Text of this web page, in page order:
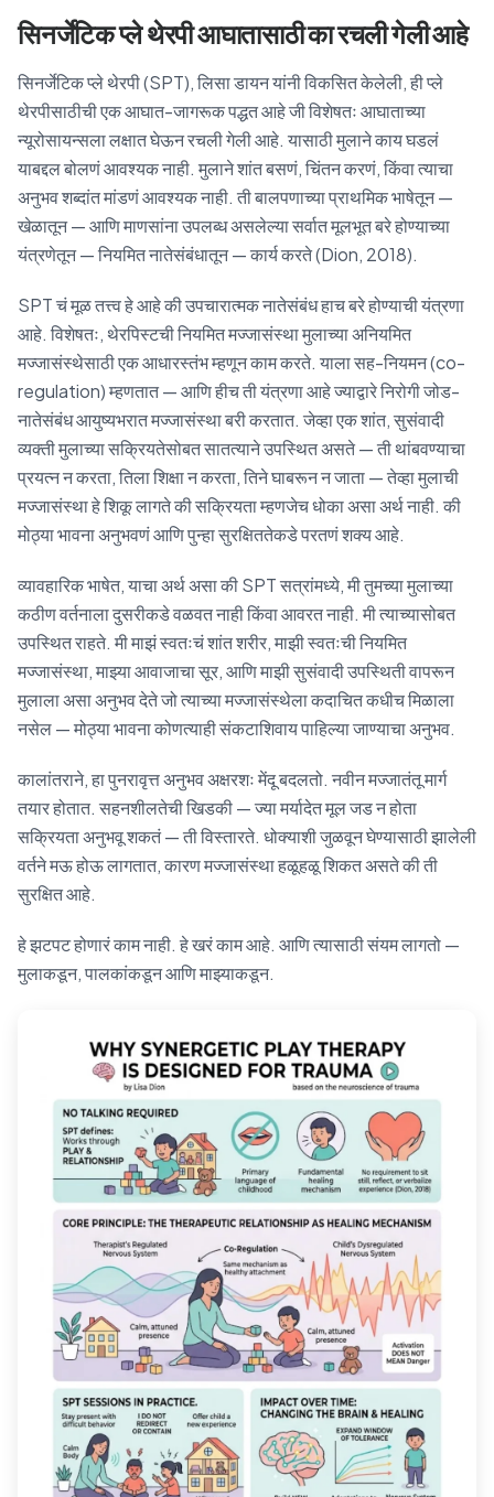
सिनर्जेटिक प्ले थेरपी आघातासाठी का रचली गेली आहे
सिनर्जेटिक प्ले थेरपी (SPT), लिसा डायन यांनी विकसित केलेली, ही प्ले
थेरपीसाठीची एक आघात-जागरूक पद्धत आहे जी विशेषतः आघाताच्या
न्यूरोसायन्सला लक्षात घेऊन रचली गेली आहे. यासाठी मुलाने काय घडलं
याबद्दल बोलणं आवश्यक नाही. मुलाने शांत बसणं, चिंतन करणं, किंवा त्याचा
अनुभव शब्दांत मांडणं आवश्यक नाही. ती बालपणाच्या प्राथमिक भाषेतून —
खेळातून — आणि माणसांना उपलब्ध असलेल्या सर्वात मूलभूत बरे होण्याच्या
यंत्रणेतून — नियमित नातेसंबंधातून — कार्य करते (Dion, 2018).
SPT चं मूळ तत्त्व हे आहे की उपचारात्मक नातेसंबंध हाच बरे होण्याची यंत्रणा
आहे. विशेषतः, थेरपिस्टची नियमित मज्जासंस्था मुलाच्या अनियमित
मज्जासंस्थेसाठी एक आधारस्तंभ म्हणून काम करते. याला सह-नियमन (co-
regulation) म्हणतात — आणि हीच ती यंत्रणा आहे ज्याद्वारे निरोगी जोड-
नातेसंबंध आयुष्यभरात मज्जासंस्था बरी करतात. जेव्हा एक शांत, सुसंवादी
व्यक्ती मुलाच्या सक्रियतेसोबत सातत्याने उपस्थित असते — ती थांबवण्याचा
प्रयत्न न करता, तिला शिक्षा न करता, तिने घाबरून न जाता — तेव्हा मुलाची
मज्जासंस्था हे शिकू लागते की सक्रियता म्हणजेच धोका असा अर्थ नाही. की
मोठ्या भावना अनुभवणं आणि पुन्हा सुरक्षिततेकडे परतणं शक्य आहे.
व्यावहारिक भाषेत, याचा अर्थ असा की SPT सत्रांमध्ये, मी तुमच्या मुलाच्या
कठीण वर्तनाला दुसरीकडे वळवत नाही किंवा आवरत नाही. मी त्याच्यासोबत
उपस्थित राहते. मी माझं स्वतःचं शांत शरीर, माझी स्वतःची नियमित
मज्जासंस्था, माझ्या आवाजाचा सूर, आणि माझी सुसंवादी उपस्थिती वापरून
मुलाला असा अनुभव देते जो त्याच्या मज्जासंस्थेला कदाचित कधीच मिळाला
नसेल — मोठ्या भावना कोणत्याही संकटाशिवाय पाहिल्या जाण्याचा अनुभव.
कालांतराने, हा पुनरावृत्त अनुभव अक्षरशः मेंदू बदलतो. नवीन मज्जातंतू मार्ग
तयार होतात. सहनशीलतेची खिडकी — ज्या मर्यादेत मूल जड न होता
सक्रियता अनुभवू शकतं — ती विस्तारते. धोक्याशी जुळवून घेण्यासाठी झालेली
वर्तने मऊ होऊ लागतात, कारण मज्जासंस्था हळूहळू शिकत असते की ती
सुरक्षित आहे.
हे झटपट होणारं काम नाही. हे खरं काम आहे. आणि त्यासाठी संयम लागतो —
मुलाकडून, पालकांकडून आणि माझ्याकडून.